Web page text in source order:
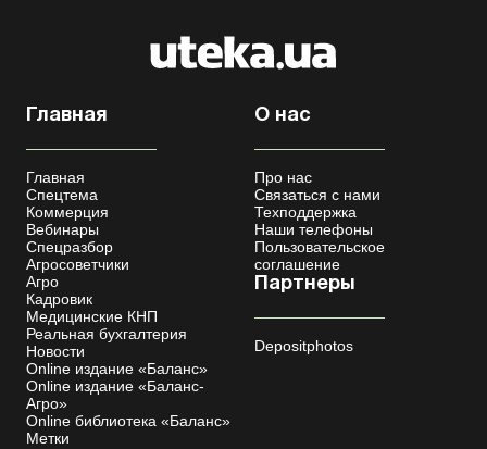
Главная
Главная
Спецтема
Коммерция
Вебинары
Спецразбор
Агросоветчики
Агро
Кадровик
Медицинские КНП
Реальная бухгалтерия
Новости
Online издание «Баланс»
Online издание «Баланс-
Агро»
Online библиотека «Баланс»
Метки
О нас
Про нас
Связаться с нами
Техподдержка
Наши телефоны
Пользовательское
соглашение
Партнеры
Depositphotos